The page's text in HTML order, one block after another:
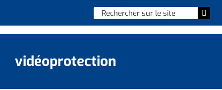
Chercher
:
Vie municipale
vidéoprotection